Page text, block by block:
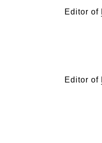
Editor of
Editor of